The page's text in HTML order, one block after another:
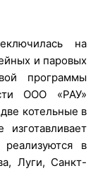
на
и паровых
программы
ООО «РАУ»
котельные в
в
Луги, Санкт-